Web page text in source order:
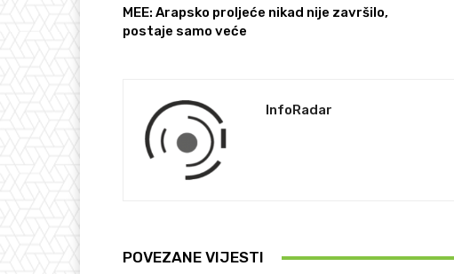
MEE: Arapsko proljeće nikad nije završilo,
postaje samo veće
InfoRadar
POVEZANE VIJESTI